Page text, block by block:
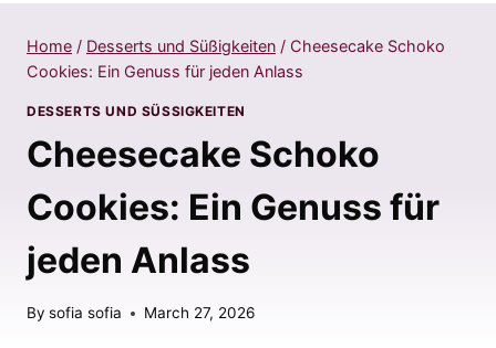
Home / Desserts und Süßigkeiten / Cheesecake Schoko
Cookies: Ein Genuss für jeden Anlass
DESSERTS UND SÜSSIGKEITEN
Cheesecake Schoko
Cookies: Ein Genuss für
jeden Anlass
By sofia sofia March 27, 2026